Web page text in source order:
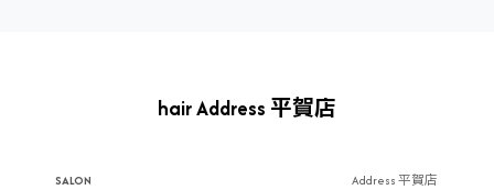
hair Address 平賀店
SALON
Address 平賀店